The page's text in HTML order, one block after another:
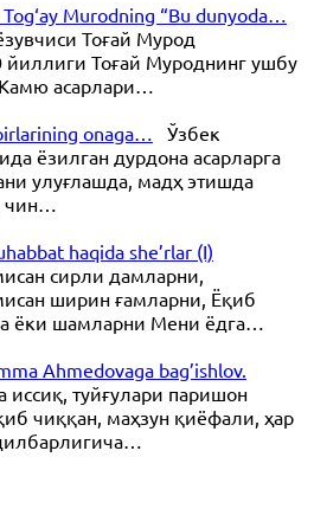
Murodning “Bu dunyoda…
Тоғай Мурод
йиллиги Тоғай Муроднинг ушбу
асарлари…
onaga…
Ўзбек
ёзилган дурдона асарларга
улуғлашда, мадҳ этишда
haqida she’rlar (I)
сирли дамларни,
ширин ғамларни, Ёқиб
ёки шамларни Мени ёдга…
Ahmedovaga bag’ishlov.
иссиқ, туйғулари паришон
чиққан, маҳзун қиёфали, ҳар